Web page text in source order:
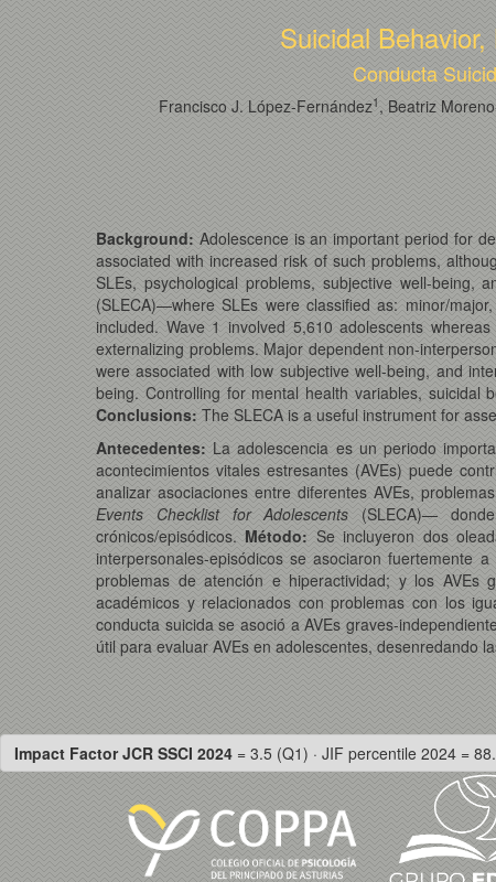
Suicidal
Conducta
Francisco J. López-Fernández1 , Beatriz
Background: Adolescence is an important period for
associated with increased risk of such problems,
SLEs, psychological problems, subjective well-
(SLECA)—where SLEs were classified as: minor/
included. Wave 1 involved 5,610 adolescents
externalizing problems. Major dependent non-
were associated with low subjective well-being, and
being. Controlling for mental health variables, suicidal
Conclusions: The SLECA is a useful instrument for
Antecedentes: La adolescencia es un periodo
acontecimientos vitales estresantes (AVEs) puede
analizar asociaciones entre diferentes AVEs,
Events Checklist for Adolescents (SLECA)—
crónicos/episódicos.Método: Se incluyeron dos
interpersonales-episódicos se asociaron fuertemente
problemas de atención e hiperactividad; y los AVEs
académicos y relacionados con problemas con los
conducta suicida se asoció a AVEs graves-
útil para evaluar AVEs en adolescentes, desenredando
Impact Factor JCR SSCI 2024 = 3.5 (Q1) · JIF percentile 2024 =